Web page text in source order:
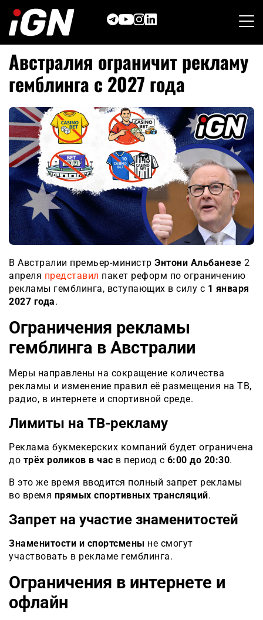
content
Австралия ограничит рекламу
гемблинга с 2027 года
В Австралии премьер-министр Энтони Альбанезе 2
апреля представил пакет реформ по ограничению
рекламы гемблинга, вступающих в силу с 1 января
2027 года.
Ограничения рекламы
гемблинга в Австралии
Меры направлены на сокращение количества
рекламы и изменение правил её размещения на ТВ,
радио, в интернете и спортивной среде.
Лимиты на ТВ-рекламу
Реклама букмекерских компаний будет ограничена
до трёх роликов в час в период с 6:00 до 20:30.
В это же время вводится полный запрет рекламы
во время прямых спортивных трансляций.
Запрет на участие знаменитостей
Знаменитости и спортсмены не смогут
участвовать в рекламе гемблинга.
Ограничения в интернете и
офлайн